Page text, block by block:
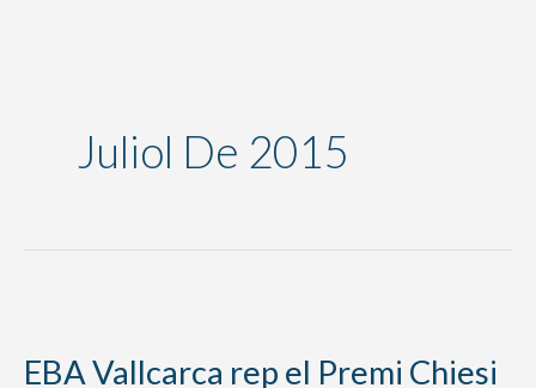
Juliol De 2015
EBA Vallcarca rep el Premi Chiesi
rep